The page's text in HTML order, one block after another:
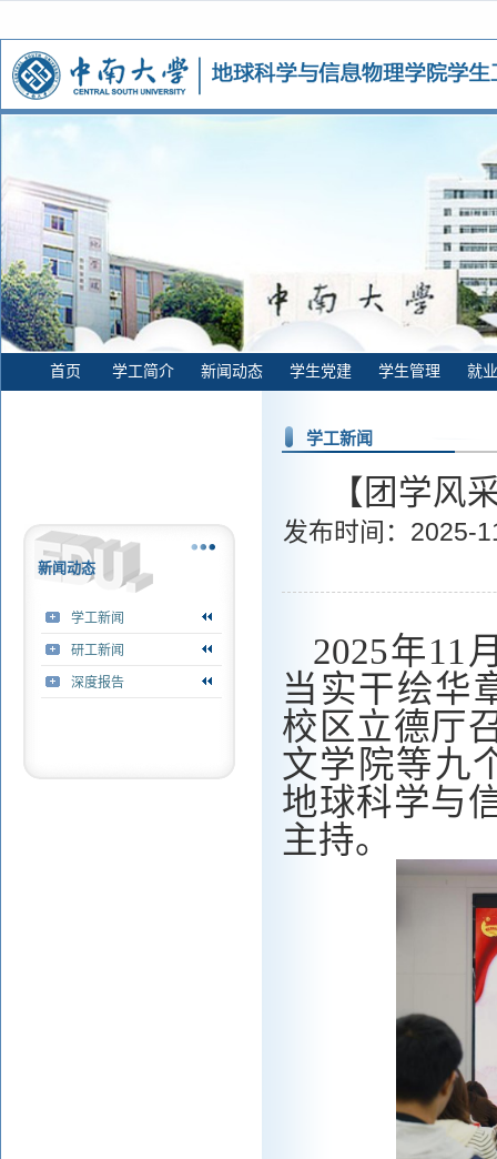
首页 学工简介 新闻动态 学生党建 学生管理 就
新闻动态
学工新闻
研工新闻
深度报告
学工新闻
【团学风
发布时间：
2025年11
当实干绘华
校区 立德厅
文学院等九
地球科学与
主持。